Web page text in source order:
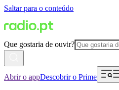
Saltar para o conteúdo
Que gostaria de ouvir?
Abrir o appDescobrir o Prime